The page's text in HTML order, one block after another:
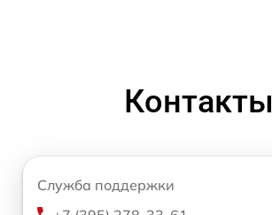
Контакты
Служба поддержки